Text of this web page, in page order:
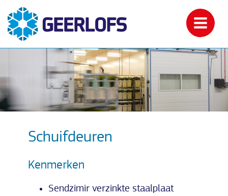
Schuifdeuren
Kenmerken
Sendzimir verzinkte staalplaat